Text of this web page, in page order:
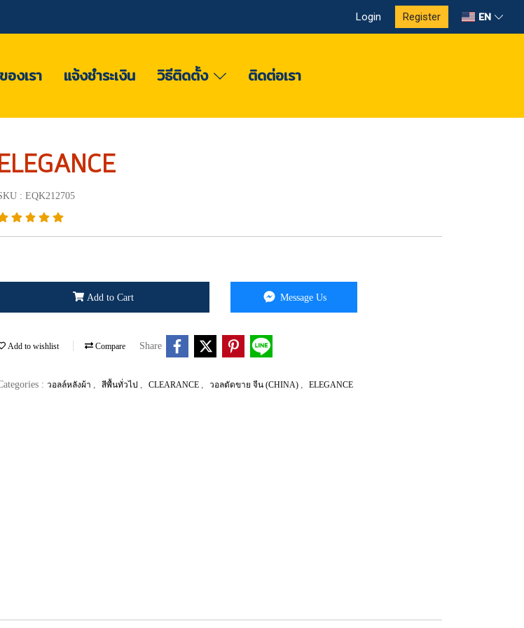
Login Register EN
งเรา แจ้งชำระเงิน วิธีติดตั้ง ติดต่อเรา
: EQK212705
Add to Cart Message Us
Add to wishlist Compare Share
: วอลล์หลังผ้า สีพื้นทั่วไป CLEARANCE วอลตัดขาย จีน (CHINA) ELEGANCE